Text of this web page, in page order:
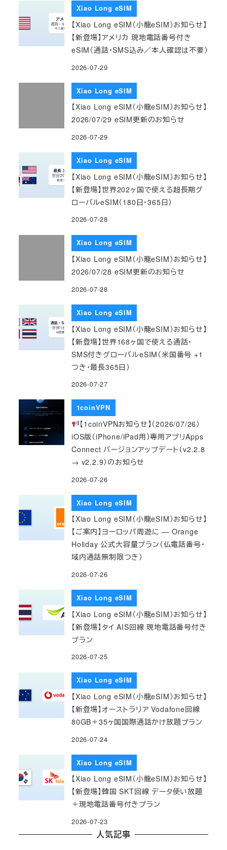
Xiao Long eSIM
【Xiao Long eSIM（小龍eSIM）お知らせ】
【新登場】アメリカ 現地電話番号付き
eSIM（通話・SMS込み／本人確認は不要）
2026-07-29
Xiao Long eSIM
【Xiao Long eSIM（小龍eSIM）お知らせ】
2026/07/29 eSIM更新のお知らせ
2026-07-29
Xiao Long eSIM
【Xiao Long eSIM（小龍eSIM）お知らせ】
【新登場】世界202ヶ国で使える超長期グ
ローバルeSIM（180日・365日）
2026-07-28
Xiao Long eSIM
【Xiao Long eSIM（小龍eSIM）お知らせ】
2026/07/28 eSIM更新のお知らせ
2026-07-28
Xiao Long eSIM
【Xiao Long eSIM（小龍eSIM）お知らせ】
【新登場】世界168ヶ国で使える通話・
SMS付きグローバルeSIM（米国番号 +1
つき・最長365日）
2026-07-27
1coinVPN
【1coinVPNお知らせ】（2026/07/26）
iOS版（iPhone/iPad用）専用アプリApps
Connect バージョンアップデート（v2.2.8
→ v2.2.9）のお知らせ
2026-07-26
Xiao Long eSIM
【Xiao Long eSIM（小龍eSIM）お知らせ】
【ご案内】ヨーロッパ周遊に — Orange
Holiday 公式大容量プラン（仏電話番号・
域内通話無制限つき）
2026-07-26
Xiao Long eSIM
【Xiao Long eSIM（小龍eSIM）お知らせ】
【新登場】タイ AIS回線 現地電話番号付き
プラン
2026-07-25
Xiao Long eSIM
【Xiao Long eSIM（小龍eSIM）お知らせ】
【新登場】オーストラリア Vodafone回線
80GB＋35ヶ国国際通話かけ放題プラン
2026-07-24
Xiao Long eSIM
【Xiao Long eSIM（小龍eSIM）お知らせ】
【新登場】韓国 SKT回線 データ使い放題
＋現地電話番号付きプラン
2026-07-23
人気記事